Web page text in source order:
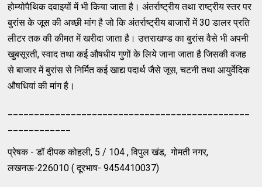
होम्योपैथिक दवाइयों में भी किया जाता है। अंतर्राष्ट्रीय तथा राष्ट्रीय स्तर पर
बुरांस के जूस की अच्छी मांग है जो कि अंतर्राष्ट्रीय बाजारों में 30 डालर प्रति
लीटर तक की कीमत में खरीदा जाता है। उत्तराखण्ड का बुरांस वैसे भी अपनी
खुबसूरती, स्वाद तथा कई औषधीय गुणों के लिये जाना जाता है जिसकी वजह
से बाजार में बुरांस से निर्मित कई खाद्य पदार्थ जैसे जूस, चटनी तथा आयुर्वेदिक
औषधियां की मांग है।
प्रेषक - डॉ दीपक कोहली, 5 / 104 , विपुल खंड, गोमती नगर,
लखनऊ-226010 ( दूरभाष- 9454410037)